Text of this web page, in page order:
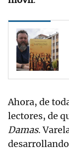
Ahora, de
lectores, de
Damas.